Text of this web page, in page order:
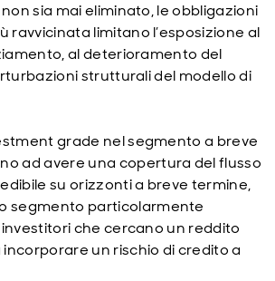
sia mai eliminato, le obbligazioni
ravvicinata limitano l’esposizione al
al deterioramento del
strutturali del modello di
grade nel segmento a breve
ad avere una copertura del flusso
su orizzonti a breve termine,
segmento particolarmente
che cercano un reddito
un rischio di credito a